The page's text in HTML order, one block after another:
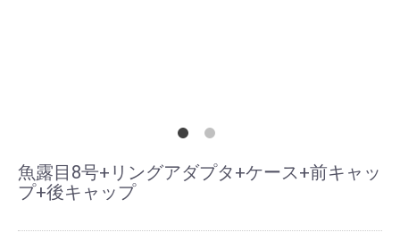
魚露目8号+リングアダプタ+ケース+前キャッ
プ+後キャップ